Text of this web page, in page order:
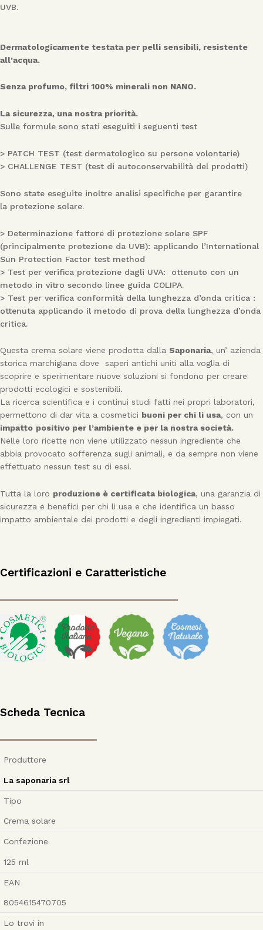
UVB.
Dermatologicamente testata per pelli sensibili, resistente
all’acqua.
Senza profumo, filtri 100% minerali non NANO.
La sicurezza, una nostra priorità.
Sulle formule sono stati eseguiti i seguenti test
> PATCH TEST (test dermatologico su persone volontarie)
> CHALLENGE TEST (test di autoconservabilità del prodotti)
Sono state eseguite inoltre analisi specifiche per garantire
la protezione solare.
> Determinazione fattore di protezione solare SPF
(principalmente protezione da UVB): applicando l’International
Sun Protection Factor test method
> Test per verifica protezione dagli UVA: ottenuto con un
metodo in vitro secondo linee guida COLIPA.
> Test per verifica conformità della lunghezza d’onda critica :
ottenuta applicando il metodo di prova della lunghezza d’onda
critica.
Questa crema solare viene prodotta dalla Saponaria, un’ azienda
storica marchigiana dove saperi antichi uniti alla voglia di
scoprire e sperimentare nuove soluzioni si fondono per creare
prodotti ecologici e sostenibili.
La ricerca scientifica e i continui studi fatti nei propri laboratori,
permettono di dar vita a cosmetici buoni per chi li usa, con un
impatto positivo per l’ambiente e per la nostra società.
Nelle loro ricette non viene utilizzato nessun ingrediente che
abbia provocato sofferenza sugli animali, e da sempre non viene
effettuato nessun test su di essi.
Tutta la loro produzione è certificata biologica, una garanzia di
sicurezza e benefici per chi li usa e che identifica un basso
impatto ambientale dei prodotti e degli ingredienti impiegati.
Certificazioni e Caratteristiche
Scheda Tecnica
Produttore
La saponaria srl
Tipo
Crema solare
Confezione
125 ml
EAN
8054615470705
Lo trovi in